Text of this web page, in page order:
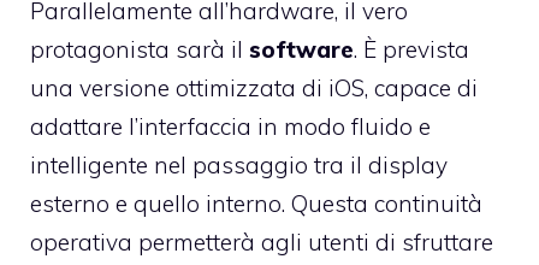
Parallelamente all’hardware, il vero
protagonista sarà il software. È prevista
una versione ottimizzata di iOS, capace di
adattare l’interfaccia in modo fluido e
intelligente nel passaggio tra il display
esterno e quello interno. Questa continuità
operativa permetterà agli utenti di sfruttare